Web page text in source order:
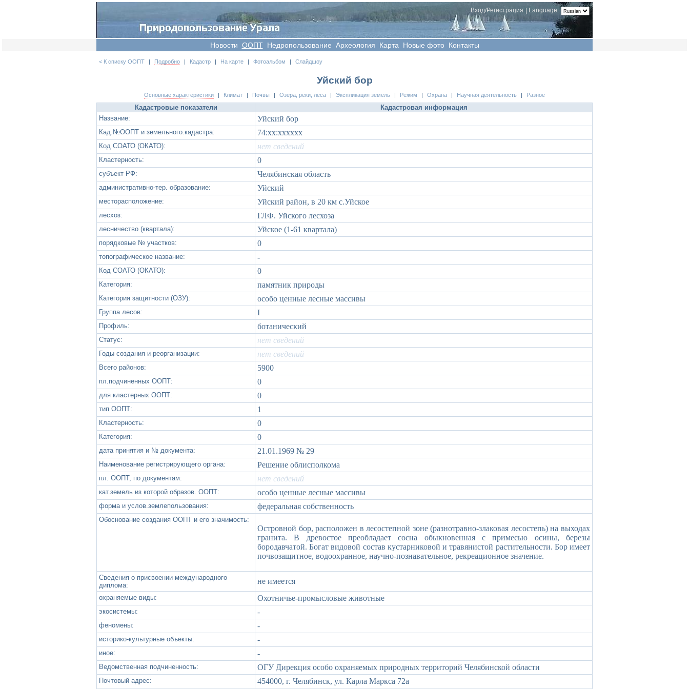
Language:
Вход/Регистрация
Новости OOПT Недропользование Археология Карта Новые фото Контакты
< К списку ООПТ | Подробно | Кадастр | На карте | Фотоальбом | Слайдшоу
Уйский бор
Основные характеристики Климат Почвы Озера, реки, леса Экспликация земель Режим Охрана Научная деятельность Разное
Кадастровые показатели
Кадастровая информация
Название:
Уйский бор
Кад.№ООПТ и земельного.кадастра: 74:xx:xxxxxx
Код СОАТО (ОКАТО): нет сведений
Кластерность: 0
субъект РФ: Челябинская область
административно-тер. образование: Уйский
месторасположение: Уйский район, в 20 км с.Уйское
лесхоз: ГЛФ. Уйского лесхоза
лесничество (квартала): Уйское (1-61 квартала)
порядковые № участков: 0
топографическое название: -
Код СОАТО (ОКАТО): 0
Категория: памятник природы
Категория защитности (ОЗУ): особо ценные лесные массивы
Группа лесов: I
Профиль: ботанический
Статус: нет сведений
Годы создания и реорганизации: нет сведений
Всего районов: 5900
пл.подчиненных ООПТ: 0
для кластерных ООПТ: 0
тип ООПТ: 1
Кластерность: 0
Категория: 0
дата принятия и № документа: 21.01.1969 № 29
Наименование регистрирующего органа: Решение облисполкома
пл. ООПТ, по документам: нет сведений
кат.земель из которой образов. ООПТ: особо ценные лесные массивы
форма и услов.землепользования: федеральная собственность
Обоснование создания ООПТ и его значимость:
Островной бор, расположен в лесостепной зоне (разнотравно-злаковая лесостепь) на выходах
гранита. В древостое преобладает сосна обыкновенная с примесью осины, березы
бородавчатой. Богат видовой состав кустарниковой и травянистой растительности. Бор имеет
почвозащитное, водоохранное, научно-познавательное, рекреационное значение.
Сведения о присвоении международного
диплома:
не имеется
охраняемые виды: Охотничье-промысловые животные
экосистемы: -
феномены: -
историко-культурные объекты: -
иное: -
Ведомственная подчиненность: ОГУ Дирекция особо охраняемых природных территорий Челябинской области
Почтовый адрес: 454000, г. Челябинск, ул. Карла Маркса 72а